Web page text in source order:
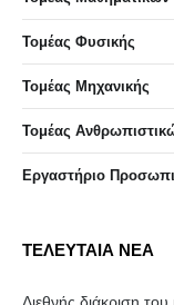
Τομέας Φυσικής
Τομέας Μηχανικής
Τομέας
Eργαστήριo
ΤΕΛΕΥΤΑΙΑ ΝΕΑ